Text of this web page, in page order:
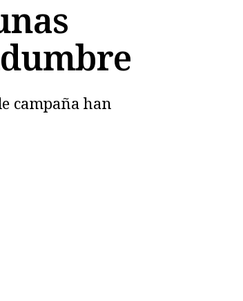
campaña han